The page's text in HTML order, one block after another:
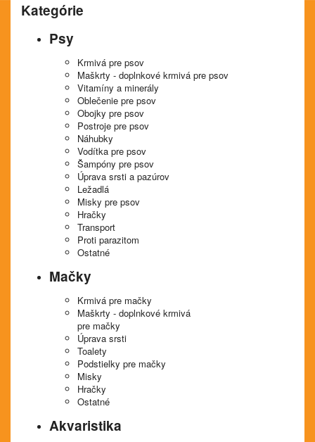
Kategórie
Psy
Krmivá pre psov
Maškrty - doplnkové krmivá pre psov
Vitamíny a minerály
Oblečenie pre psov
Obojky pre psov
Postroje pre psov
Náhubky
Vodítka pre psov
Šampóny pre psov
Úprava srsti a pazúrov
Ležadlá
Misky pre psov
Hračky
Transport
Proti parazitom
Ostatné
Mačky
Krmivá pre mačky
Maškrty - doplnkové krmivá
pre mačky
Úprava srsti
Toalety
Podstielky pre mačky
Misky
Hračky
Ostatné
Akvaristika